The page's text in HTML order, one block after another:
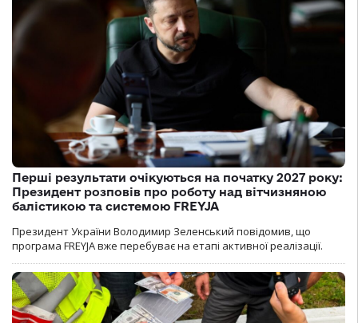
Перші результати очікуються на початку 2027 року:
Президент розповів про роботу над вітчизняною
балістикою та системою FREYJA
Президент України Володимир Зеленський повідомив, що
програма FREYJA вже перебуває на етапі активної реалізації.